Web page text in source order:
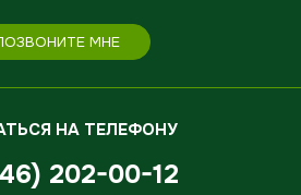
МНЕ
НА ТЕЛЕФОНУ
202-00-12